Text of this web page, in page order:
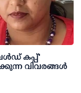
കപ്പ്'
വിവരങ്ങള്‍